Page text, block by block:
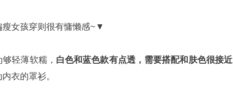
女孩穿则很有慵懒感~▼
轻薄软糯， 白色和蓝色款有点透，需要搭配和肤色很接近
衣的罩衫。